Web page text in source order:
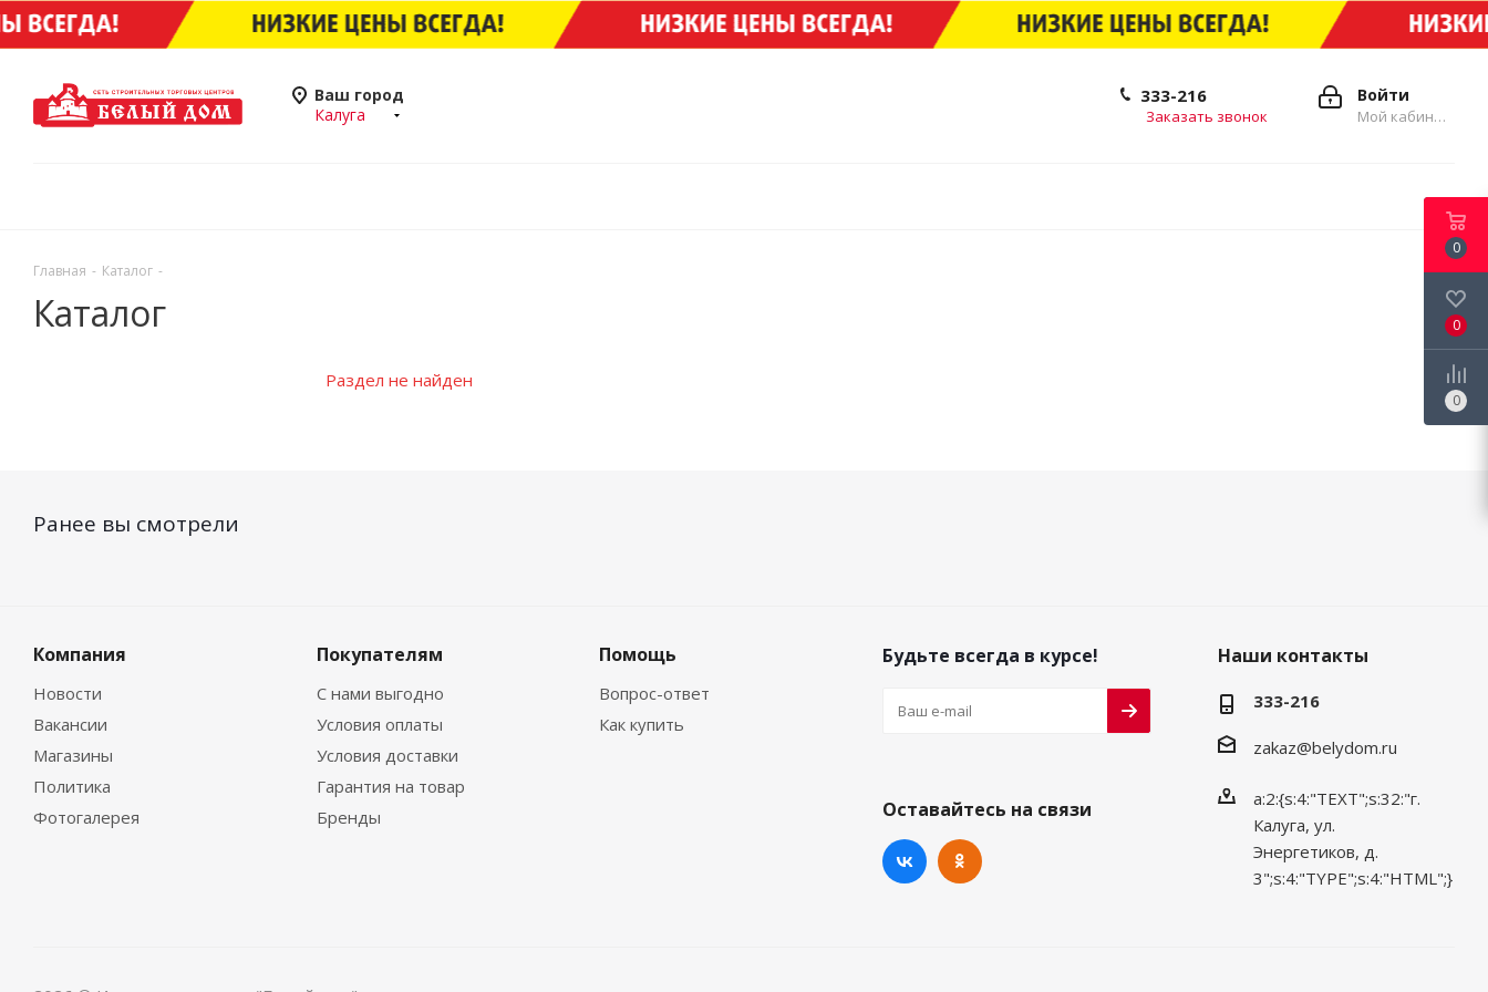
Ваш город
Калуга
Войти
Мой кабинет
333-216
Заказать звонок
Главная - Каталог -
Каталог
Раздел не найден
Ранее вы смотрели
Компания
Новости
Вакансии
Магазины
Политика
Фотогалерея
Покупателям
С нами выгодно
Условия оплаты
Условия доставки
Гарантия на товар
Бренды
Помощь
Вопрос-ответ
Как купить
Будьте всегда в курсе!
Оставайтесь на связи
Наши контакты
333-216
zakaz@belydom.ru
a:2:{s:4:"TEXT";s:32:"г.
Калуга, ул.
Энергетиков, д.
3";s:4:"TYPE";s:4:"HTML";}
0
0
0